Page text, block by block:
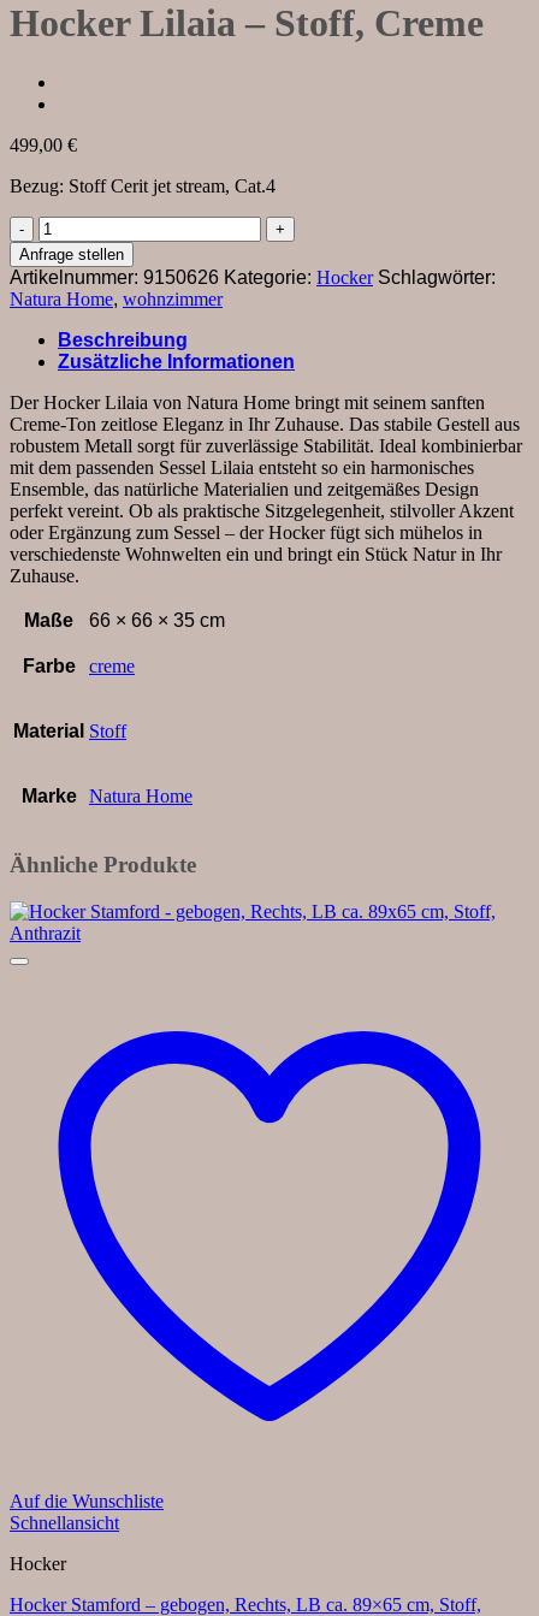
Hocker Lilaia – Stoff, Creme
499,00 €
Bezug: Stoff Cerit jet stream, Cat.4
Hocker
Lilaia
-
Stoff,
Creme
Menge
Anfrage stellen
Artikelnummer: 9150626 Kategorie: Hocker Schlagwörter:
Natura Home, wohnzimmer
Beschreibung
Zusätzliche Informationen
Der HockerLilaia von Natura Home bringt mit seinem sanften
Creme-Ton zeitlose Eleganz in Ihr Zuhause. Das stabile Gestell aus
robustem Metall sorgt für zuverlässige Stabilität. Ideal kombinierbar
mit dem passenden Sessel Lilaia entsteht so ein harmonisches
Ensemble, das natürliche Materialien und zeitgemäßes Design
perfekt vereint. Ob als praktische Sitzgelegenheit, stilvoller Akzent
oder Ergänzung zum Sessel – der Hocker fügt sich mühelos in
verschiedenste Wohnwelten ein und bringt ein Stück Natur in Ihr
Zuhause.
Maße 66 × 66 × 35 cm
Farbe creme
Material Stoff
Marke Natura Home
Ähnliche Produkte
Auf die Wunschliste
Schnellansicht
Hocker
Hocker Stamford – gebogen, Rechts, LB ca. 89×65 cm, Stoff,